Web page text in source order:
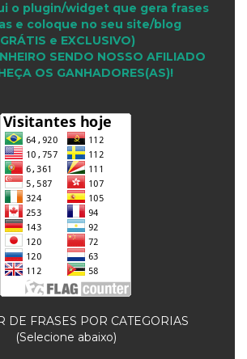
o plugin/widget que gera frases
e coloque no seu site/blog
e EXCLUSIVO)
SENDO NOSSO AFILIADO
OS GANHADORES(AS)!
DE FRASES POR CATEGORIAS
(Selecione abaixo)